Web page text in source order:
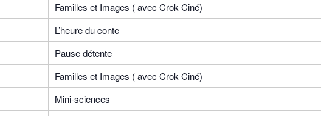
Familles et Images ( avec Crok Ciné)
L’heure du conte
Pause détente
Familles et Images ( avec Crok Ciné)
Mini-sciences